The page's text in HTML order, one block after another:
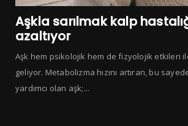
Aşkla sarılmak kalp
azaltıyor
Aşk hem psikolojik hem de fizyolojik etkileri
geliyor. Metabolizma hızını artıran, bu
yardımcı olan aşk;...